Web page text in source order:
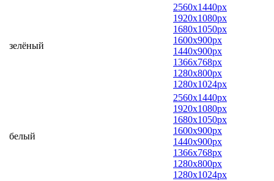
зелёный
2560x1440px
1920x1080px
1680x1050px
1600x900px
1440x900px
1366x768px
1280x800px
1280x1024px
белый
2560x1440px
1920x1080px
1680x1050px
1600x900px
1440x900px
1366x768px
1280x800px
1280x1024px